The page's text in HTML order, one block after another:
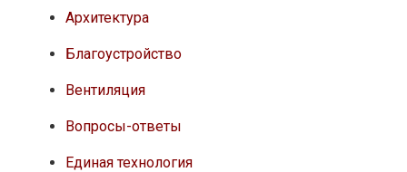
Архитектура
Благоустройство
Вентиляция
Вопросы-ответы
Единая технология